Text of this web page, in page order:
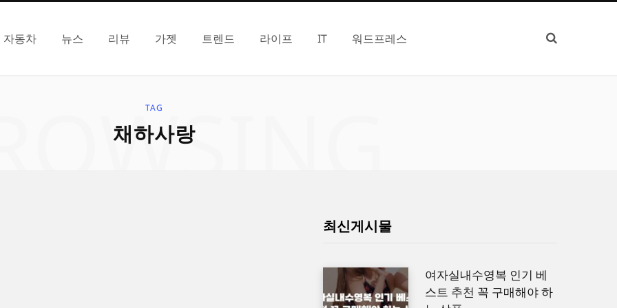
자동차 뉴스 리뷰 가젯 트렌드 라이프 IT 워드프레스
TAG
채하사랑
최신게시물
여자실내수영복 인기 베
스트 추천 꼭 구매해야 하